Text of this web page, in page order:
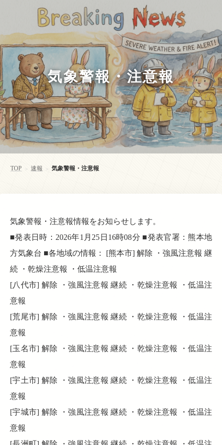
気象警報・注意報
TOP > 速報 > 気象警報・注意報
気象警報・注意報情報をお知らせします。
■発表日時：2026年1月25日16時08分 ■発表官署：熊本地
方気象台 ■各地域の情報： [熊本市] 解除 ・強風注意報 継
続 ・乾燥注意報 ・低温注意報
[八代市] 解除 ・強風注意報 継続 ・乾燥注意報 ・低温注
意報
[荒尾市] 解除 ・強風注意報 継続 ・乾燥注意報 ・低温注
意報
[玉名市] 解除 ・強風注意報 継続 ・乾燥注意報 ・低温注
意報
[宇土市] 解除 ・強風注意報 継続 ・乾燥注意報 ・低温注
意報
[宇城市] 解除 ・強風注意報 継続 ・乾燥注意報 ・低温注
意報